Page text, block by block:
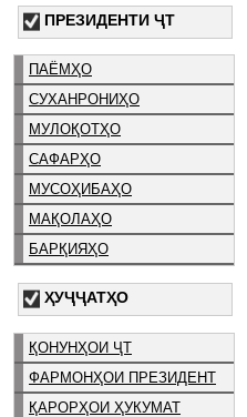
ПРЕЗИДЕНТИ ҶТ
ПАЁМҲО
СУХАНРОНИҲО
МУЛОҚОТҲО
САФАРҲО
МУСОҲИБАҲО
МАҚОЛАҲО
БАРҚИЯҲО
ҲУҶҶАТҲО
ҚОНУНҲОИ ҶТ
ФАРМОНҲОИ ПРЕЗИДЕНТ
ҚАРОРҲОИ ҲУКУМАТ